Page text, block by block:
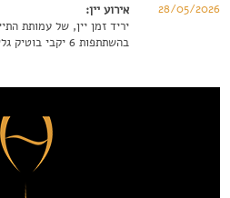
28/05/2026
אירוע יין:
בהשתתפות 6 יקבי בוטיק גליליים